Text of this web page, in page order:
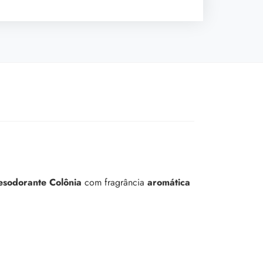
Colônia com fragrância aromática